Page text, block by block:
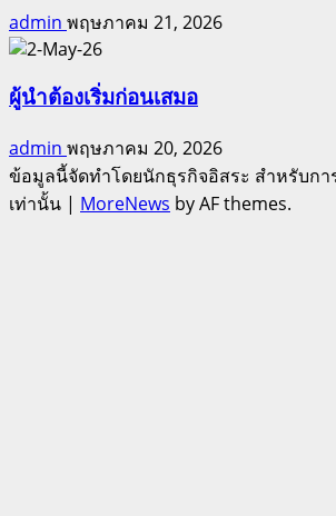
admin พฤษภาคม 21, 2026
ผู้นำต้องเริ่มก่อนเสมอ
admin พฤษภาคม 20, 2026
ข้อมูลนี้จัดทำโดยนักธุรกิจอิสระ สำหรับก
เท่านั้น | MoreNews by AF themes.